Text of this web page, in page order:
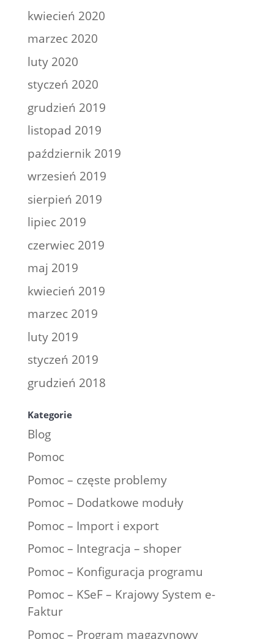
kwiecień 2020
marzec 2020
luty 2020
styczeń 2020
grudzień 2019
listopad 2019
październik 2019
wrzesień 2019
sierpień 2019
lipiec 2019
czerwiec 2019
maj 2019
kwiecień 2019
marzec 2019
luty 2019
styczeń 2019
grudzień 2018
Kategorie
Blog
Pomoc
Pomoc – częste problemy
Pomoc – Dodatkowe moduły
Pomoc – Import i export
Pomoc – Integracja – shoper
Pomoc – Konfiguracja programu
Pomoc – KSeF – Krajowy System e-
Faktur
Pomoc – Program magazynowy